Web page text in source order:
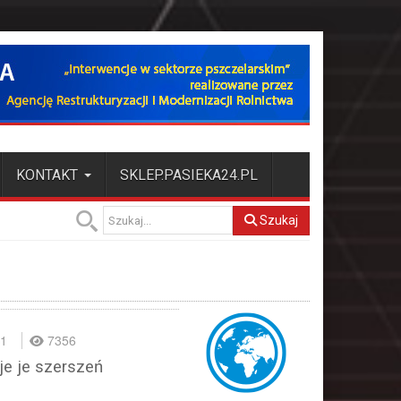
KONTAKT SKLEP.PASIEKA24.PL
Szukaj
7356
je szerszeń